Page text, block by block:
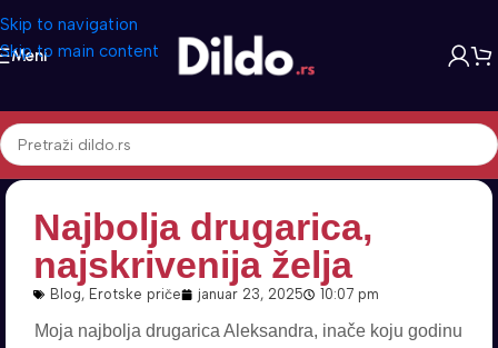
Skip to navigation
Skip to main content
Meni
Najbolja drugarica,
najskrivenija želja
Blog, Erotske priče januar 23, 2025 10:07 pm
Moja najbolja drugarica Aleksandra, inače koju godinu